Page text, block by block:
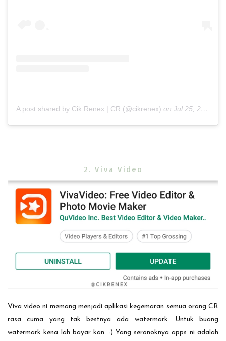
A post shared by Cik Renex | CR (@cikrenex) on Jul 25, 2017 at 3:56am PDT
2. Viva Video
Viva video ni memang menjadi aplikasi kegemaran semua orang CR
rasa cuma yang tak bestnya ada watermark. Untuk buang
watermark kena lah bayar kan. :) Yang seronoknya apps ni adalah